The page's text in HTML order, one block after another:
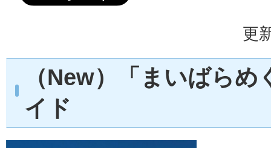
更
（New）「まいばらめ
イド